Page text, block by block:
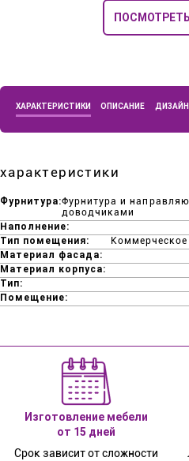
ХАРАКТЕРИСТИКИ ОПИСАНИЕ ДИЗАЙН
характеристики
Фурнитура:Фурнитура и
доводчиками
Наполнение:
Тип помещения:
Материал фасада:
Материал корпуса:
Тип:
Помещение:
Изготовление мебели
от 15 дней
Срок зависит от сложности